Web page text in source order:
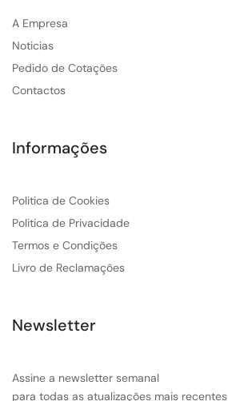
A Empresa
Noticias
Pedido de Cotações
Contactos
Informações
Politica de Cookies
Politica de Privacidade
Termos e Condições
Livro de Reclamações
Newsletter
Assine a newsletter semanal
para todas as atualizações mais recentes